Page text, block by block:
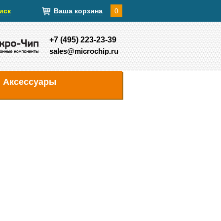
Ваша корзина 0
+7 (495) 223-23-39
sales@microchip.ru
Аксессуары